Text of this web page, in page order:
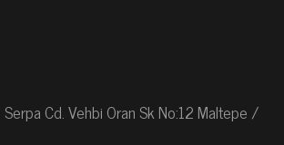
Serpa Cd. Vehbi Oran Sk No:12 Maltepe /